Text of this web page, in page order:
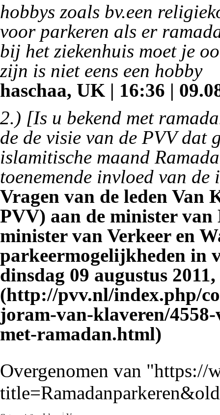
hobbys zoals bv.een
voor parkeren als er
bij het ziekenhuis moet je
zijn is niet eens een hobby
haschaa, UK | 16:36 |
2.) [Is u bekend met
de de visie van de PVV dat
islamitische maand
toenemende invloed van
Vragen van de leden Van
PVV) aan de minister van
minister van Verkeer en
parkeermogelijkheden in
dinsdag 09 augustus
Overgenomen van "https://